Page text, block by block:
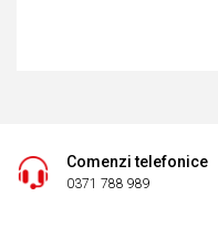
Comenzi telefonice
0371 788 989